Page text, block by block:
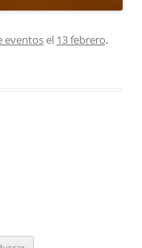
eventosel 13 febrero,